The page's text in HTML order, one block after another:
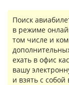
Поиск
в режиме
том числе и
ехать в офис
вашу
и взять с собой